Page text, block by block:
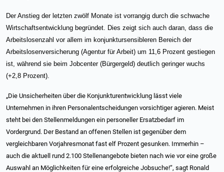
Der Anstieg der letzten zwölf Monate ist vorrangig durch die schwache
Wirtschaftsentwicklung begründet. Dies zeigt sich auch daran, dass die
Arbeitslosenzahl vor allem im konjunktursensibleren Bereich der
Arbeitslosenversicherung (Agentur für Arbeit) um 11,6 Prozent gestiegen
ist, während sie beim Jobcenter (Bürgergeld) deutlich geringer wuchs
(+2,8 Prozent).
„Die Unsicherheiten über die Konjunkturentwicklung lässt viele
Unternehmen in ihren Personalentscheidungen vorsichtiger agieren. Meist
steht bei den Stellenmeldungen ein personeller Ersatzbedarf im
Vordergrund. Der Bestand an offenen Stellen ist gegenüber dem
vergleichbaren Vorjahresmonat fast elf Prozent gesunken. Immerhin –
auch die aktuell rund 2.100 Stellenangebote bieten nach wie vor eine große
Auswahl an Möglichkeiten für eine erfolgreiche Jobsuche!“, sagt Ronald